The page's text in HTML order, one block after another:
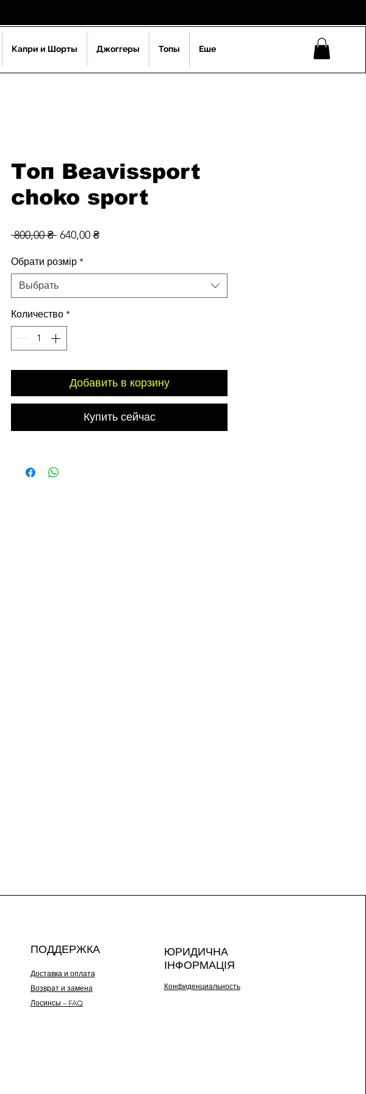
Капри и Шорты Джоггеры Топы Еше
Топ Beavissport
choko sport
800,00 ₴ Обычная
640,00 ₴Спеццена
Обрати розмір *
Выбрать
Количество *
Добавить в корзину
Купить сейчас
ПОДДЕРЖКА
Доставка и оплата
Возврат и замена
Лосинсы – FAQ
ЮРИДИЧНА
ІНФОРМАЦІЯ
Конфиденциальность